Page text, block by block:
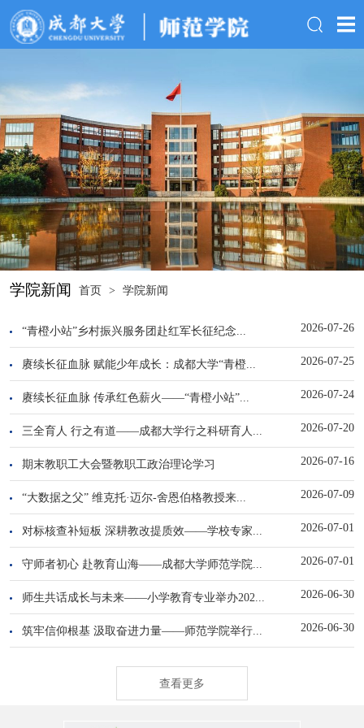
学院新闻 首页 > 学院新闻
“青橙小站”乡村振兴服务团赴红军长征纪念... 2026-07-26
赓续长征血脉 赋能少年成长：成都大学“青橙... 2026-07-25
赓续长征血脉 传承红色薪火——“青橙小站”... 2026-07-24
三全育人 行之有道——成都大学行之科研育人... 2026-07-20
期末教职工大会暨教职工政治理论学习 2026-07-16
“大数据之父” 维克托·迈尔-舍恩伯格教授来... 2026-07-09
对标核查补短板 深耕教改提质效——学校专家... 2026-07-01
守师者初心 赴教育山海——成都大学师范学院... 2026-07-01
师生共话成长与未来——小学教育专业举办202... 2026-06-30
筑牢信仰根基 汲取奋进力量——师范学院举行... 2026-06-30
查看更多